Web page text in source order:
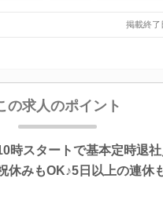
掲載終了
の求人のポイント
時スタートで基本定時退社
休みもOK♪5日以上の連休